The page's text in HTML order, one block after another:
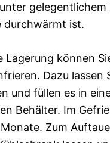
gelegentlichem
durchwärmt ist.
Lagerung können
Dazu lassen
und füllen es in
Behälter. Im
Zum